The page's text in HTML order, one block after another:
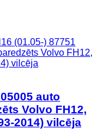
(01.05-) 87751
Volvo FH12,
vilcēja
auto
Volvo FH12,
2014) vilcēja